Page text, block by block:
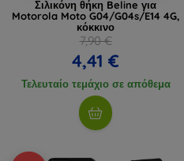
Σιλικόνη θήκη Beline για
Motorola Moto G04/G04s/E14 4G,
κόκκινο
7,90 €
4,41 €
Τελευταίο τεμάχιο σε απόθεμα